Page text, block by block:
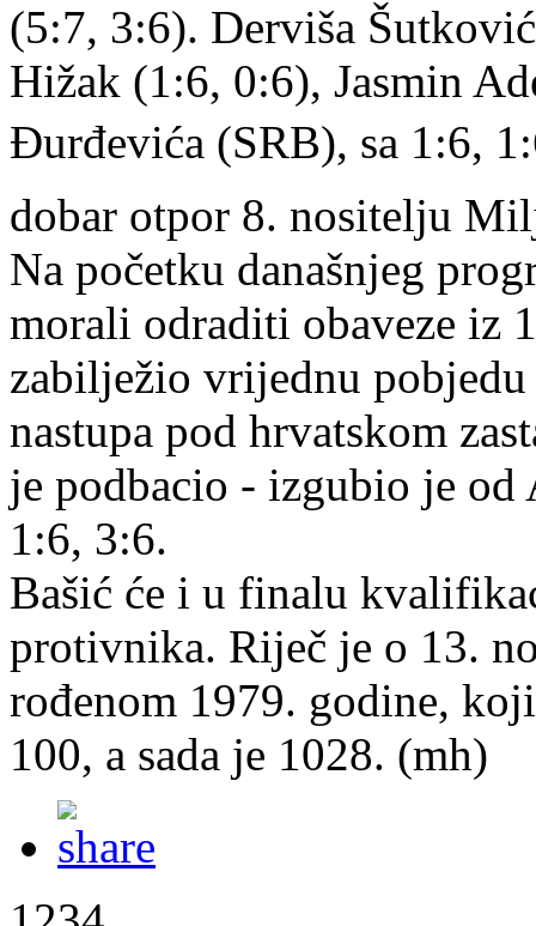
(5:7, 3:6). Derviša
Hižak (1:6, 0:6), Jasmin
Đurđevića (SRB), sa 1:6,
dobar otpor 8. nositelju
Na početku današnjeg
morali odraditi obaveze iz
zabilježio vrijednu
nastupa pod hrvatskom
je podbacio - izgubio je od
1:6, 3:6.
Bašić će i u finalu
protivnika. Riječ je o 13.
rođenom 1979. godine,
100, a sada je 1028. (mh)